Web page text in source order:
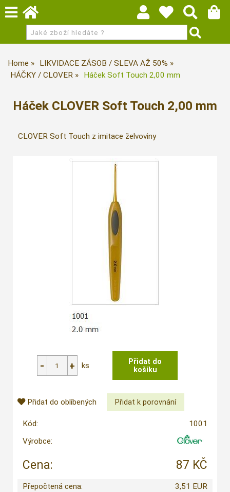
Home
LIKVIDACE ZÁSOB / SLEVA AŽ 50%
HÁČKY / CLOVER
Háček Soft Touch 2,00 mm
Háček CLOVER Soft Touch 2,00 mm
CLOVER Soft Touch z imitace želvoviny
ks
Přidat do oblíbených
Kód:
1001
Výrobce:
Cena: 87 KČ
Přepočtená cena:
3,51 EUR